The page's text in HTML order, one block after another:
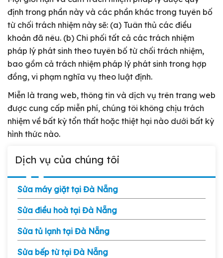
định trong phần này và các phần khác trong tuyên bố
từ chối trách nhiệm này sẽ: (a) Tuân thủ các điều
khoản đã nêu. (b) Chi phối tất cả các trách nhiệm
pháp lý phát sinh theo tuyên bố từ chối trách nhiệm,
bao gồm cả trách nhiệm pháp lý phát sinh trong hợp
đồng, vi phạm nghĩa vụ theo luật định.
Miễn là trang web, thông tin và dịch vụ trên trang web
được cung cấp miễn phí, chúng tôi không chịu trách
nhiệm về bất kỳ tổn thất hoặc thiệt hại nào dưới bất kỳ
hình thức nào.
Dịch vụ của chúng tôi
Sửa máy giặt tại Đà Nẵng
Sửa điều hoà tại Đà Nẵng
Sửa tủ lạnh tại Đà Nẵng
Sửa bếp từ tại Đà Nẵng